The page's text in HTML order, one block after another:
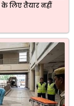
के लिए तैयार नहीं